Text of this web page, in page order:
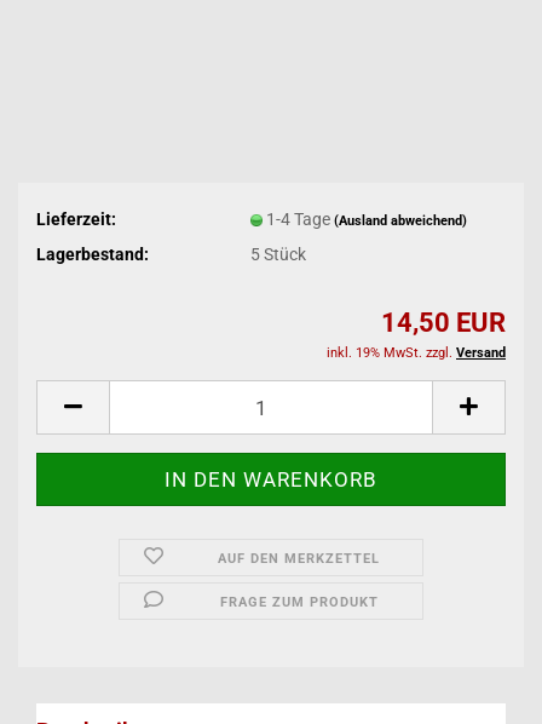
Lieferzeit: 1-4 Tage (Ausland abweichend)
Lagerbestand: 5Stück
14,50 EUR
inkl. 19% MwSt. zzgl. Versand
AUF DEN MERKZETTEL
FRAGE ZUM PRODUKT